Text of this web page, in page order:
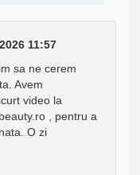
11:57
sa ne cerem
Avem
video la
, pentru a
O zi